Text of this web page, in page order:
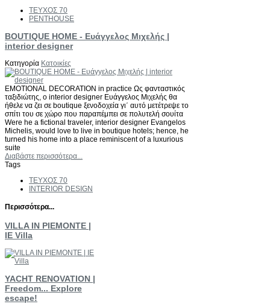
ΤΕΥΧΟΣ 70
PENTHOUSE
BOUTIQUE HOME - Ευάγγελος Μιχελής |
interior designer
Κατηγορία Κατοικίες
EMOTIONAL DECORATION in practice Ως φανταστικός
ταξιδιώτης, ο interior designer Ευάγγελος Μιχελής θα
ήθελε να ζει σε boutique ξενοδοχεία γι΄ αυτό μετέτρεψε το
σπίτι του σε χώρο που παραπέμπει σε πολυτελή σουίτα
Were he a fictional traveler, interior designer Evangelos
Michelis, would love to live in boutique hotels; hence, he
turned his home into a place reminiscent of a luxurious
suite
Διαβάστε περισσότερα...
Tags
ΤΕΥΧΟΣ 70
INTERIOR DESIGN
Περισσότερα...
VILLA IN PIEMONTE |
IE Villa
YACHT RENOVATION |
Freedom... Explore
escape!